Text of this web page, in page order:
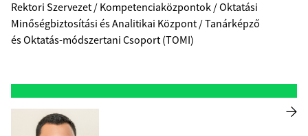
Rektori Szervezet / Kompetenciaközpontok / Oktatási
Minőségbiztosítási és Analitikai Központ / Tanárképző
és Oktatás-módszertani Csoport (TOMI)